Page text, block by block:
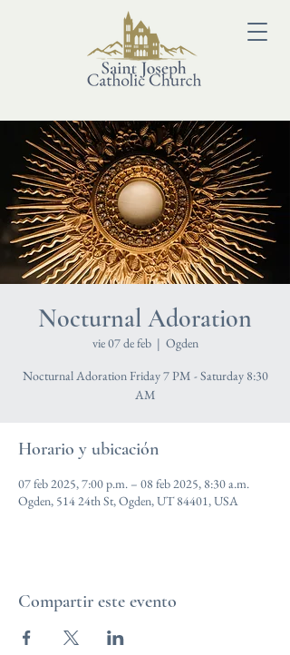
Nocturnal Adoration
vie 07 de feb
  |
Ogden
Nocturnal Adoration Friday 7 PM - Saturday 8:30
AM
Horario y ubicación
07 feb 2025, 7:00 p.m. – 08 feb 2025, 8:30 a.m.
Ogden, 514 24th St, Ogden, UT 84401, USA
Compartir este evento